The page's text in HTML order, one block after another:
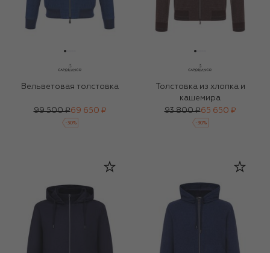
Вельветовая толстовка
99 500 ₽69 650 ₽
-30%
Толстовка из хлопка и
кашемира
93 800 ₽65 650 ₽
-30%